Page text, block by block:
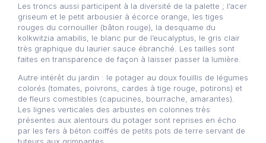
Les troncs aussi participent à la diversité de la palette ; l’acer
griseum et le petit arbousier à écorce orange, les tiges
rouges du cornouiller (bâton rouge), la desquame du
kolkwitzia amabilis, le blanc pur de l’eucalyptus, le gris clair
très graphique du laurier sauce ébranché. Les tailles sont
faites en transparence de façon à laisser passer la lumière.
Autre intérêt du jardin : le potager au doux fouillis de légumes
colorés (tomates, poivrons, cardes à tige rouge, potirons) et
de fleurs comestibles (capucines, bourrache, amarantes).
Les lignes verticales des arbustes en colonnes très
présentes aux alentours du potager sont reprises en écho
par les fers à béton coiffés de petits pots de terre servant de